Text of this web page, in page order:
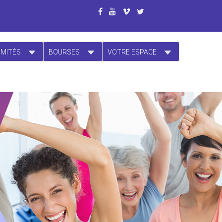
BOURSES VOTRE ESPACE